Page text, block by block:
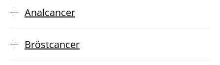
Analcancer
Bröstcancer